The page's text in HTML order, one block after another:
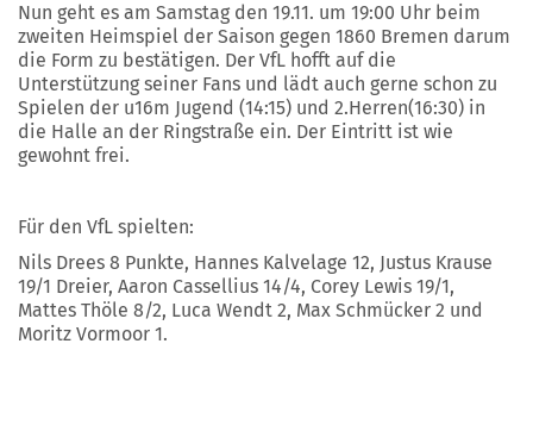
Nun geht es am Samstag den 19.11. um 19:00 Uhr beim
zweiten Heimspiel der Saison gegen 1860 Bremen darum
die Form zu bestätigen. Der VfL hofft auf die
Unterstützung seiner Fans und lädt auch gerne schon zu
Spielen der u16m Jugend (14:15) und 2.Herren(16:30) in
die Halle an der Ringstraße ein. Der Eintritt ist wie
gewohnt frei.
Für den VfL spielten:
Nils Drees 8 Punkte, Hannes Kalvelage 12, Justus Krause
19/1 Dreier, Aaron Cassellius 14/4, Corey Lewis 19/1,
Mattes Thöle 8/2, Luca Wendt 2, Max Schmücker 2 und
Moritz Vormoor 1.